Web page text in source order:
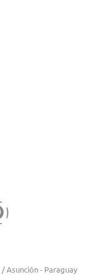
Asunción - Paraguay